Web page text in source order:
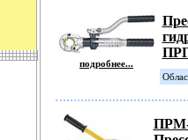
подробнее...
ПРМ-